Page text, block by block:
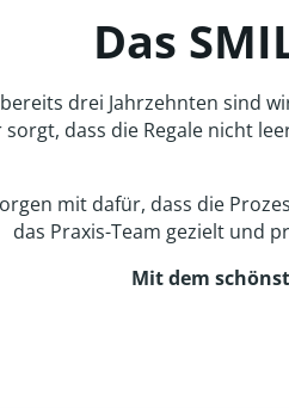
Das
drei Jahrzehnten sind
sorgt, dass die Regale nicht
mit dafür, dass die
das Praxis-Team gezielt und
Mit dem